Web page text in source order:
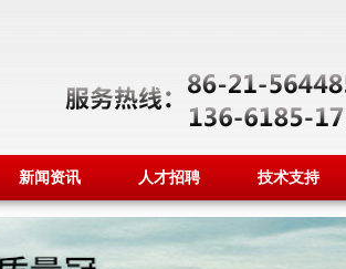
新闻资讯 人才招聘 技术支持